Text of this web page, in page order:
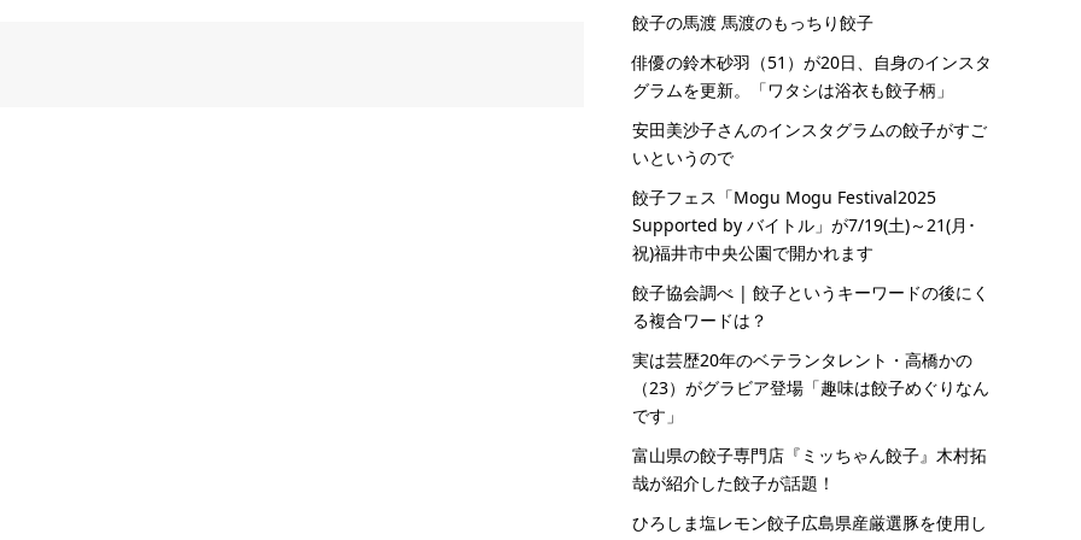
餃子の馬渡 馬渡のもっちり餃子
俳優の鈴木砂羽（51）が20日、自身のインスタ
グラムを更新。「ワタシは浴衣も餃子柄」
安田美沙子さんのインスタグラムの餃子がすご
いというので
餃子フェス「Mogu Mogu Festival2025
Supported by バイトル」が7/19(土)～21(月･
祝)福井市中央公園で開かれます
餃子協会調べ | 餃子というキーワードの後にく
る複合ワードは？
実は芸歴20年のベテランタレント・高橋かの
（23）がグラビア登場「趣味は餃子めぐりなん
です」
富山県の餃子専門店『ミッちゃん餃子』木村拓
哉が紹介した餃子が話題！
ひろしま塩レモン餃子広島県産厳選豚を使用し